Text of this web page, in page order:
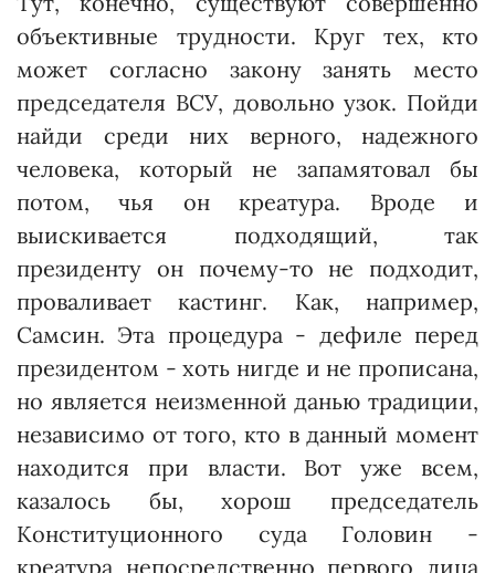
объективные трудности. Круг тех, кто
может согласно закону занять место
председателя ВСУ, довольно узок. Пойди
найди среди них верного, надежного
человека, который не запамятовал бы
потом, чья он креатура. Вроде и
выискивается подходящий, так
президенту он почему-то не подходит,
проваливает кастинг. Как, например,
Самсин. Эта процедура - дефиле перед
президентом - хоть нигде и не прописана,
но является неизменной данью традиции,
независимо от того, кто в данный момент
находится при власти. Вот уже всем,
казалось бы, хорош председатель
Конституцион­ного суда Головин -
креатура непосредственно первого лица